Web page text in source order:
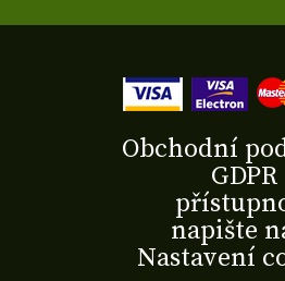
Obchodní
GDPR
napište
Nastavení